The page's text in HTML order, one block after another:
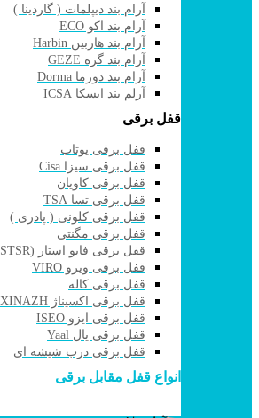
آرام بند دیپلمات ( گاردینا )
آرام بند اکو ECO
آرام بند هاربین Harbin
آرام بند گزه GEZE
آرام بند دورما Dorma
آرلم بند ایسکا ICSA
قفل برقی
قفل برقی یوتاب
قفل برقی سیزا Cisa
قفل برقی کاویان
قفل برقی تسا TSA
قفل برقی کلونی ( پادری )
قفل برقی مگنتی
قفل برقی فایو استار (5STSR)
قفل برقی ویرو VIRO
قفل برقی کاله
قفل برقی اکسیناژ OXINAZH
قفل برقی ایزو ISEO
قفل برقی یال Yaal
قفل برقی درب شیشه ای
انواع قفل مقابل برقی